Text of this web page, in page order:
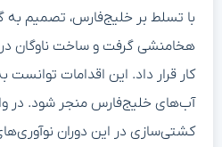
با تسلط بر خلیج‌فارس، تصمیم
هخامنشی گرفت و ساخت ناوگان
کار قرار داد. این اقدامات توانست
آب‌های خلیج‌فارس منجر شود. در
کشتی‌سازی در این دوران